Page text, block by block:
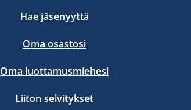
Hae jäsenyyttä
Oma osastosi
Oma luottamusmiehesi
Liiton selvitykset